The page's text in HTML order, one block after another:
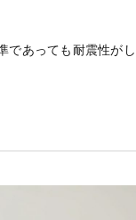
であっても耐震性が